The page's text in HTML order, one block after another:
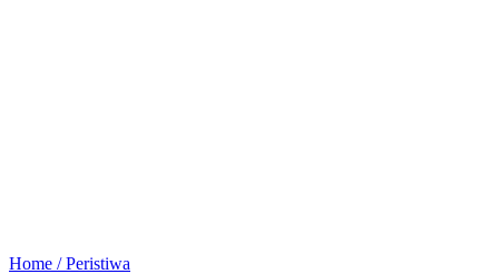
Home /Peristiwa